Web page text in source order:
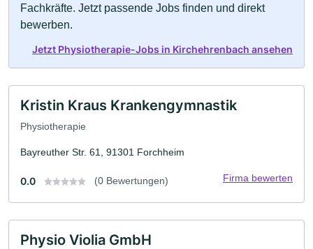
Fachkräfte. Jetzt passende Jobs finden und direkt
bewerben.
Jetzt Physiotherapie-Jobs in Kirchehrenbach ansehen
Kristin Kraus Krankengymnastik
Physiotherapie
Bayreuther Str. 61, 91301 Forchheim
0.0 (0 Bewertungen) Firma bewerten
Physio Violia GmbH